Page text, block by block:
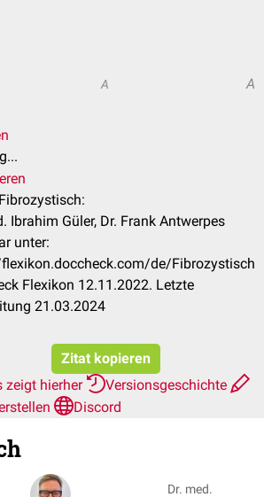
A A
Ibrahim Güler, Dr. Frank Antwerpes
unter:
de/Fibrozystisch
Flexikon 12.11.2022. Letzte
21.03.2024
Zitat kopieren
zeigt hierher
Versionsgeschichte
Discord
Dr. med.